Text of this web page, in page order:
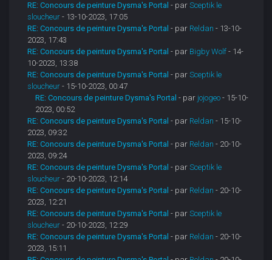
RE: Concours de peinture Dysma's Portal - parSceptik le
sloucheur - 13-10-2023, 17:05
RE: Concours de peinture Dysma's Portal - par Reldan - 13-10-
2023, 17:43
RE: Concours de peinture Dysma's Portal - par Bigby Wolf - 14-
10-2023, 13:38
RE: Concours de peinture Dysma's Portal - parSceptik le
sloucheur - 15-10-2023, 00:47
RE: Concours de peinture Dysma's Portal - par jojogeo - 15-10-
2023, 00:52
RE: Concours de peinture Dysma's Portal - par Reldan - 15-10-
2023, 09:32
RE: Concours de peinture Dysma's Portal - par Reldan - 20-10-
2023, 09:24
RE: Concours de peinture Dysma's Portal - parSceptik le
sloucheur - 20-10-2023, 12:14
RE: Concours de peinture Dysma's Portal - par Reldan - 20-10-
2023, 12:21
RE: Concours de peinture Dysma's Portal - parSceptik le
sloucheur - 20-10-2023, 12:29
RE: Concours de peinture Dysma's Portal - par Reldan - 20-10-
2023, 15:11